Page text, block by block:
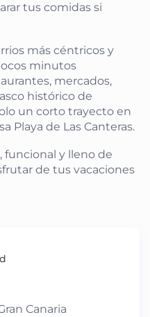
tus comidas si
más céntricos y
minutos
mercados,
histórico de
un corto trayecto en
Playa de Las Canteras.
y lleno de
de tus vacaciones
Canaria